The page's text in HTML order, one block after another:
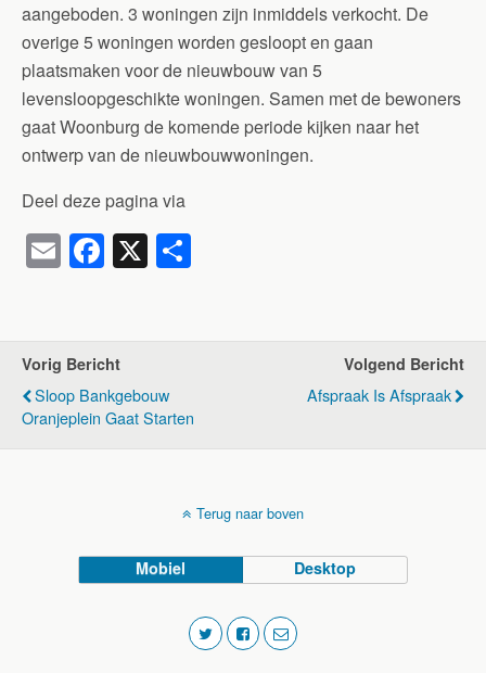
aangeboden. 3 woningen zijn inmiddels verkocht. De
overige 5 woningen worden gesloopt en gaan
plaatsmaken voor de nieuwbouw van 5
levensloopgeschikte woningen. Samen met de bewoners
gaat Woonburg de komende periode kijken naar het
ontwerp van de nieuwbouwwoningen.
Deel deze pagina via
E
m
F
a
e
b
o
o
X
n
Vorig Bericht
Sloop Bankgebouw
Oranjeplein Gaat Starten
Volgend Bericht
Afspraak Is Afspraak
Terug naar boven
Mobiel Desktop